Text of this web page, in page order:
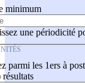
minimum
une périodicité
parmi les 1ers à
résultats